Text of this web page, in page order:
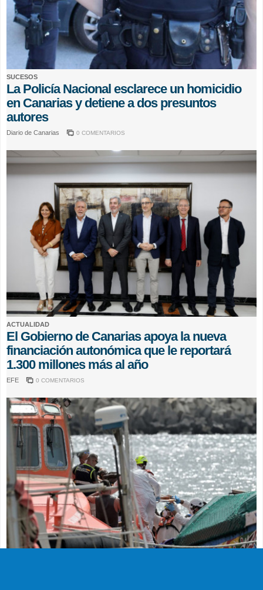
SUCESOS
La Policía Nacional esclarece un homicidio
en Canarias y detiene a dos presuntos
autores
Diario de Canarias 0 COMENTARIOS
ACTUALIDAD
El Gobierno de Canarias apoya la nueva
financiación autonómica que le reportará
1.300 millones más al año
EFE 0 COMENTARIOS